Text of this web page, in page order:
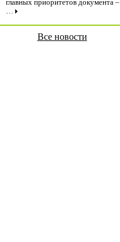
главных приоритетов документа –
…
Все новости